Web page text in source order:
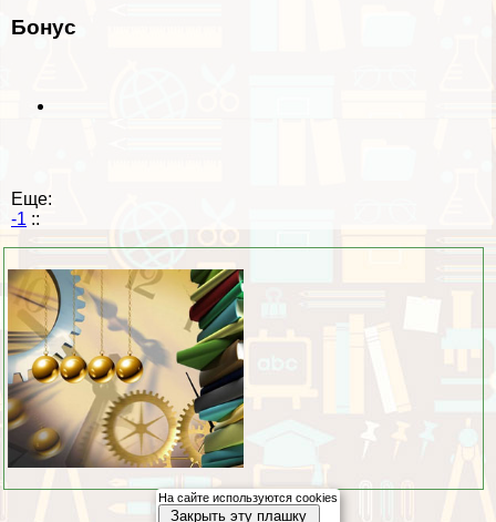
Бонус
Еще:
-1 ::
На сайте используются cookies
Закрыть эту плашку